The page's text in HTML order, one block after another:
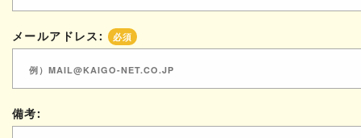
メールアドレス: 必須
備考: